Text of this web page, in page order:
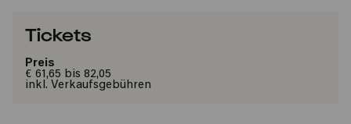
Tickets
Preis
€ 61,65 bis 82,05
inkl. Verkaufsgebühren